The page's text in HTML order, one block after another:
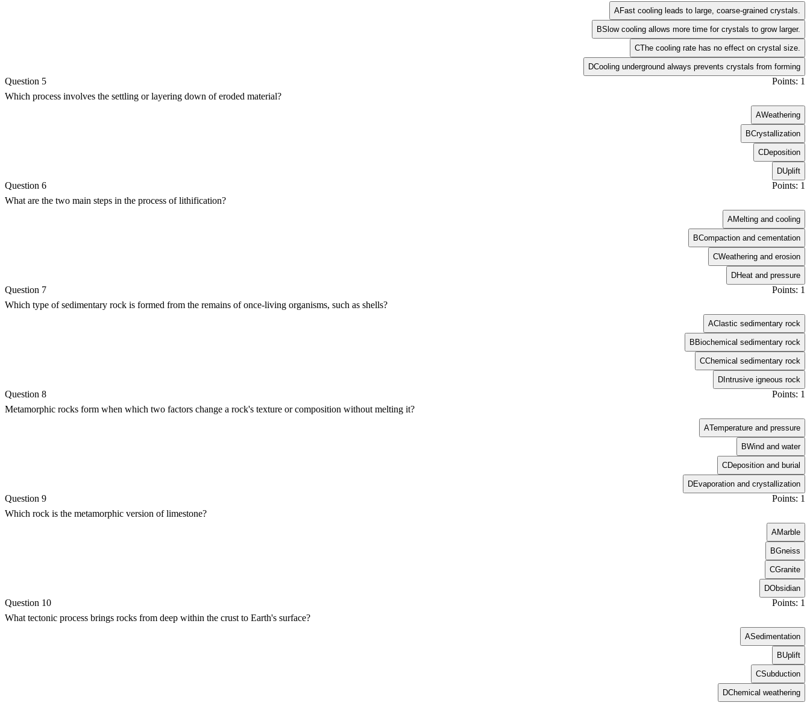
AFast cooling leads to large, coarse-grained crystals.
BSlow cooling allows more time for crystals to grow larger.
CThe cooling rate has no effect on crystal size.
DCooling underground always prevents crystals from forming
Question 5
Points: 1
Which process involves the settling or layering down of eroded material?
AWeathering
BCrystallization
CDeposition
DUplift
Question 6
Points: 1
What are the two main steps in the process of lithification?
AMelting and cooling
BCompaction and cementation
CWeathering and erosion
DHeat and pressure
Question 7
Points: 1
Which type of sedimentary rock is formed from the remains of once-living organisms, such as shells?
AClastic sedimentary rock
B Biochemical sedimentary rock
CChemical sedimentary rock
D Intrusive igneous rock
Question 8
Points: 1
Metamorphic rocks form when which two factors change a rock's texture or composition without melting it?
ATemperature and pressure
BWind and water
CDeposition and burial
DEvaporation and crystallization
Question 9
Points: 1
Which rock is the metamorphic version of limestone?
AMarble
BGneiss
CGranite
DObsidian
Question 10
Points: 1
What tectonic process brings rocks from deep within the crust to Earth's surface?
ASedimentation
BUplift
CSubduction
DChemical weathering